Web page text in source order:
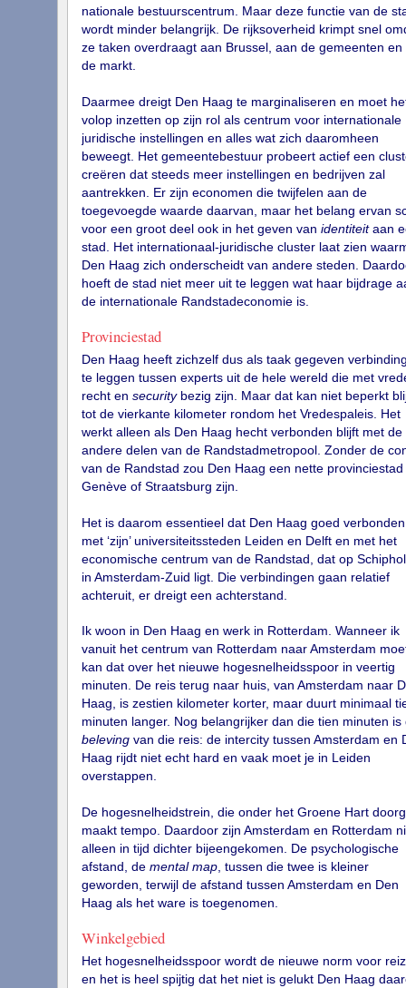
nationale bestuurscentrum. Maar deze functie van de
wordt minder belangrijk. De rijksoverheid krimpt snel
ze taken overdraagt aan Brussel, aan de gemeenten en
de markt.
Daarmee dreigt Den Haag te marginaliseren en moet
volop inzetten op zijn rol als centrum voor internationale
juridische instellingen en alles wat zich daaromheen
beweegt. Het gemeentebestuur probeert actief een
creëren dat steeds meer instellingen en bedrijven zal
aantrekken. Er zijn economen die twijfelen aan de
toegevoegde waarde daarvan, maar het belang ervan
voor een groot deel ook in het geven van identiteitaan
stad. Het internationaal-juridische cluster laat zien
Den Haag zich onderscheidt van andere steden.
hoeft de stad niet meer uit te leggen wat haar bijdrage
de internationale Randstadeconomie is.
Provinciestad
Den Haag heeft zichzelf dus als taak gegeven
te leggen tussen experts uit de hele wereld die met
recht en securitybezig zijn. Maar dat kan niet beperkt
tot de vierkante kilometer rondom het Vredespaleis. Het
werkt alleen als Den Haag hecht verbonden blijft met de
andere delen van de Randstadmetropool. Zonder de
van de Randstad zou Den Haag een nette provinciestad
Genève of Straatsburg zijn.
Het is daarom essentieel dat Den Haag goed
met ‘zijn’ universiteitssteden Leiden en Delft en met het
economische centrum van de Randstad, dat op
in Amsterdam-Zuid ligt. Die verbindingen gaan relatief
achteruit, er dreigt een achterstand.
Ik woon in Den Haag en werk in Rotterdam. Wanneer ik
vanuit het centrum van Rotterdam naar Amsterdam
kan dat over het nieuwe hogesnelheidsspoor in veertig
minuten. De reis terug naar huis, van Amsterdam naar
Haag, is zestien kilometer korter, maar duurt minimaal
minuten langer. Nog belangrijker dan die tien minuten is
belevingvan die reis: de intercity tussen Amsterdam en
Haag rijdt niet echt hard en vaak moet je in Leiden
overstappen.
De hogesnelheidstrein, die onder het Groene Hart
maakt tempo. Daardoor zijn Amsterdam en Rotterdam
alleen in tijd dichter bijeengekomen. De psychologische
afstand, de mental map, tussen die twee is kleiner
geworden, terwijl de afstand tussen Amsterdam en Den
Haag als het ware is toegenomen.
Winkelgebied
Het hogesnelheidsspoor wordt de nieuwe norm voor
en het is heel spijtig dat het niet is gelukt Den Haag